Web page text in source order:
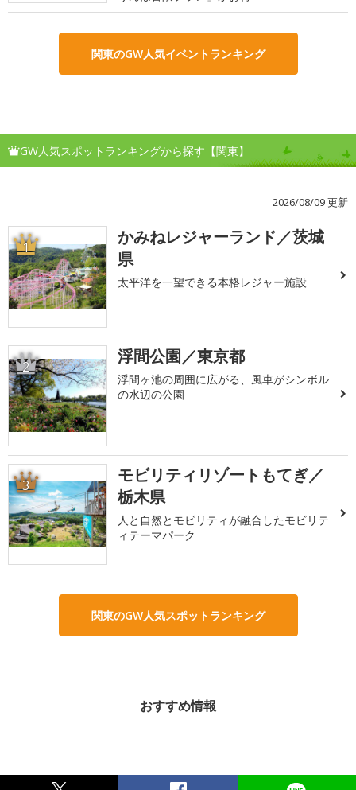
関東のGW人気イベントランキング
GW人気スポットランキングから探す【関東】
2026/08/09 更新
1
かみねレジャーランド／茨城
県
太平洋を一望できる本格レジャー施設
2 浮間公園／東京都
浮間ヶ池の周囲に広がる、風車がシンボル
の水辺の公園
3
モビリティリゾートもてぎ／
栃木県
人と自然とモビリティが融合したモビリテ
ィテーマパーク
関東のGW人気スポットランキング
おすすめ情報